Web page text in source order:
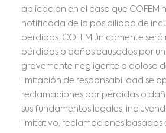
aplicación en el caso que COFEM
notificada de la posibilidad de
pérdidas. COFEM únicamente
pérdidas o daños causados por
gravemente negligente o dolosa
limitación de responsabilidad se
reclamaciones por pérdidas o
sus fundamentos legales,
limitativo, reclamaciones basadas